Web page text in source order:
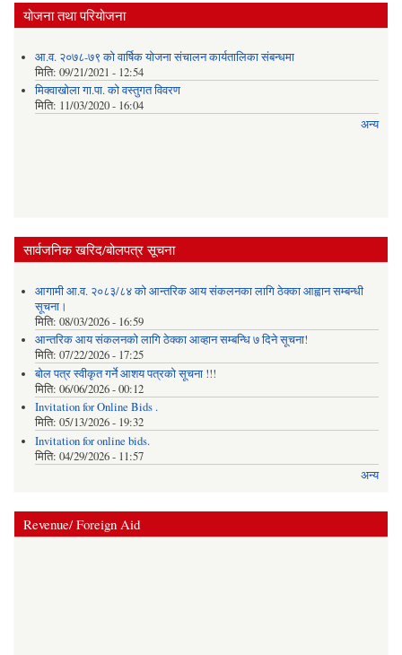
योजना तथा परियोजना
आ.व. २०७८-७९ को वार्षिक योजना संचालन कार्यतालिका संबन्धमा
मिति: 09/21/2021 - 12:54
मिक्वाखोला गा.पा. को वस्तुगत विवरण
मिति: 11/03/2020 - 16:04
अन्य
सार्वजनिक खरिद/बोलपत्र सूचना
आगामी आ.व. २०८३/८४ को आन्तरिक आय संकलनका लागि ठेक्का आह्वान सम्बन्धी
सूचना।
मिति: 08/03/2026 - 16:59
आन्तरिक आय संकलनको लागि ठेक्‍का आव्हान सम्बन्धि ७ दिने सूचना!
मिति: 07/22/2026 - 17:25
बोल पत्र स्वीकृत गर्ने आशय पत्रको सूचना !!!
मिति: 06/06/2026 - 00:12
Invitation for Online Bids .
मिति: 05/13/2026 - 19:32
Invitation for online bids.
मिति: 04/29/2026 - 11:57
अन्य
Revenue/ Foreign Aid